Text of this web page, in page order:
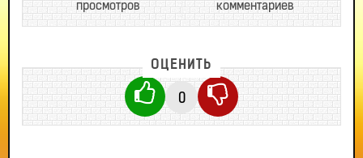
просмотров комментариев
ОЦЕНИТЬ
0